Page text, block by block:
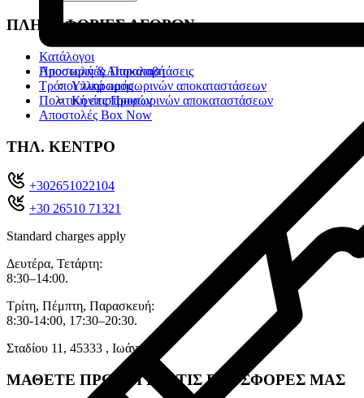
Προσωρινές Αποκαταστάσεις
Υλικά προσωρινών αποκαταστάσεων
Κονίες Προσωρινών αποκαταστάσεων
ΠΛΗΡΟΦΟΡΙΕΣ ΑΓΟΡΩΝ
Κατάλογοι
Αποστολή & Παραλαβή
Τρόποι πληρωμής
Πολιτική επιστροφών
Αποστολές Box Now
ΤΗΛ. ΚΕΝΤΡΟ
+302651022104
+30 26510 71321
Standard charges apply
Δευτέρα, Τετάρτη:
8:30–14:00.
Τρίτη, Πέμπτη, Παρασκευή:
8:30-14:00, 17:30–20:30.
Σταδίου 11, 45333 , Ιωάννινα.
ΜΑΘΕΤΕ ΠΡΩΤΟΙ ΓΙΑ ΤΙΣ ΠΡΟΣΦΟΡΕΣ ΜΑΣ